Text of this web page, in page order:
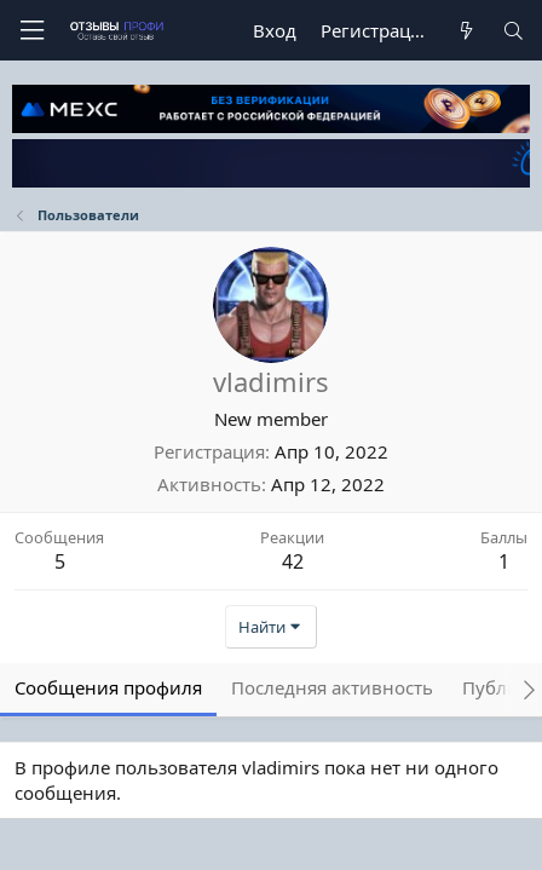
Вход Регистрация
Пользователи
vladimirs
New member
Регистрация Апр 10, 2022
Активность Апр 12, 2022
Сообщения
5
Реакции
42
Баллы
1
Найти
Сообщения профиля Последняя активность
В профиле пользователя vladimirs пока нет ни одного
сообщения.